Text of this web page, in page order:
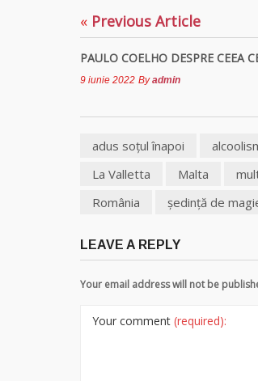
« Previous Article
PAULO COELHO DESPRE CEEA
9 iunie 2022 Byadmin
adus soţul înapoi
La Valletta
Malta
România
şedinţă de
LEAVE A REPLY
Your email address will not be
Your comment (required):